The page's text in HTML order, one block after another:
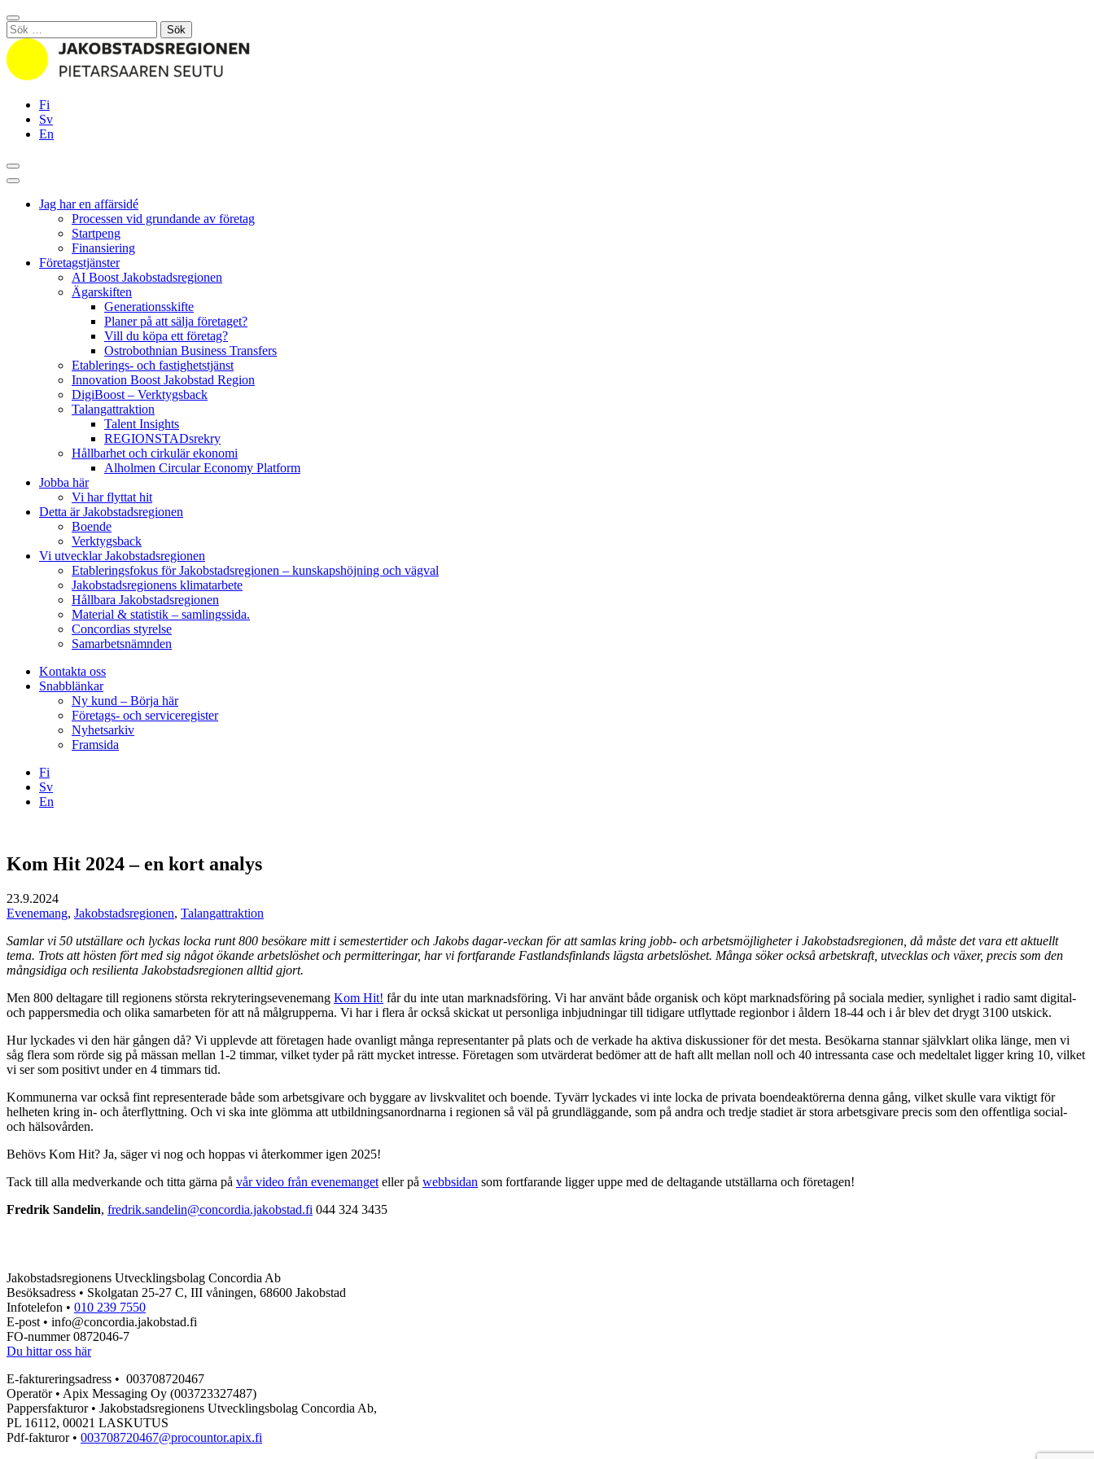
Hoppa
till
innehållet
Stäng
Sök
efter:
Fi
Sv
En
Sök
Huvudmeny
Jag har en affärsidé
Processen vid grundande av företag
Startpeng
Finansiering
Företagstjänster
AI Boost Jakobstadsregionen
Ägarskiften
Generationsskifte
Planer på att sälja företaget?
Vill du köpa ett företag?
Ostrobothnian Business Transfers
Etablerings- och fastighetstjänst
Innovation Boost Jakobstad Region
DigiBoost – Verktygsback
Talangattraktion
Talent Insights
REGIONSTADsrekry
Hållbarhet och cirkulär ekonomi
Alholmen Circular Economy Platform
Jobba här
Vi har flyttat hit
Detta är Jakobstadsregionen
Boende
Verktygsback
Vi utvecklar Jakobstadsregionen
Etableringsfokus för Jakobstadsregionen – kunskapshöjning och vägval
Jakobstadsregionens klimatarbete
Hållbara Jakobstadsregionen
Material & statistik – samlingssida.
Concordias styrelse
Samarbetsnämnden
Kontakta oss
Snabblänkar
Ny kund – Börja här
Företags- och serviceregister
Nyhetsarkiv
Framsida
Fi
Sv
En
Kom Hit 2024 – en kort analys
23.9.2024
Evenemang, Jakobstadsregionen, Talangattraktion
Samlar vi 50 utställare och lyckas locka runt 800 besökare mitt i semestertider och Jakobs dagar-veckan för att samlas kring jobb- och arbetsmöjligheter i Jakobstadsregionen, då måste det vara ett aktuellt
tema. Trots att hösten fört med sig något ökande arbetslöshet och permitteringar, har vi fortfarande Fastlandsfinlands lägsta arbetslöshet. Många söker också arbetskraft, utvecklas och växer, precis som den
mångsidiga och resilienta Jakobstadsregionen alltid gjort.
Men 800 deltagare till regionens största rekryteringsevenemang Kom Hit! får du inte utan marknadsföring. Vi har använt både organisk och köpt marknadsföring på sociala medier, synlighet i radio samt digital-
och pappersmedia och olika samarbeten för att nå målgrupperna. Vi har i flera år också skickat ut personliga inbjudningar till tidigare utflyttade regionbor i åldern 18-44 och i år blev det drygt 3100 utskick.
Hur lyckades vi den här gången då? Vi upplevde att företagen hade ovanligt många representanter på plats och de verkade ha aktiva diskussioner för det mesta. Besökarna stannar självklart olika länge, men vi
såg flera som rörde sig på mässan mellan 1-2 timmar, vilket tyder på rätt mycket intresse. Företagen som utvärderat bedömer att de haft allt mellan noll och 40 intressanta case och medeltalet ligger kring 10, vilket
vi ser som positivt under en 4 timmars tid.
Kommunerna var också fint representerade både som arbetsgivare och byggare av livskvalitet och boende. Tyvärr lyckades vi inte locka de privata boendeaktörerna denna gång, vilket skulle vara viktigt för
helheten kring in- och återflyttning. Och vi ska inte glömma att utbildningsanordnarna i regionen så väl på grundläggande, som på andra och tredje stadiet är stora arbetsgivare precis som den offentliga social-
och hälsovården.
Behövs Kom Hit? Ja, säger vi nog och hoppas vi återkommer igen 2025!
Tack till alla medverkande och titta gärna på vår video från evenemanget eller på webbsidan som fortfarande ligger uppe med de deltagande utställarna och företagen!
Fredrik Sandelin, fredrik.sandelin@concordia.jakobstad.fi 044 324 3435
Jakobstadsregionens Utvecklingsbolag Concordia Ab
Besöksadress • Skolgatan 25-27 C, III våningen, 68600 Jakobstad
Infotelefon • 010 239 7550
E-post • info@concordia.jakobstad.fi
FO-nummer 0872046-7
Du hittar oss här
E-faktureringsadress • 003708720467
Operatör • Apix Messaging Oy (003723327487)
Pappersfakturor • Jakobstadsregionens Utvecklingsbolag Concordia Ab,
PL 16112, 00021 LASKUTUS
Pdf-fakturor • 003708720467@procountor.apix.fi